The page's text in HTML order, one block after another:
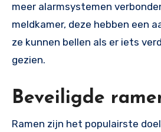
meer alarmsystemen
meldkamer, deze hebben een
ze kunnen bellen als er iets
gezien.
Beveiligde
Ramen zijn het populairste